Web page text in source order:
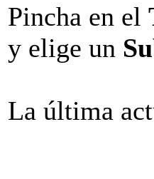
Pincha en el
y elige un
La última